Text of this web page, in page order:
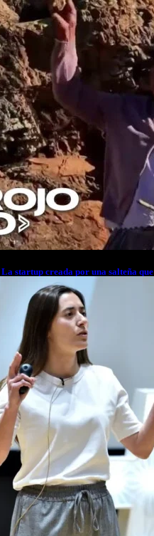
La startup creada por una salteña que
busca resolver el estrés financiero en
Latinoamérica